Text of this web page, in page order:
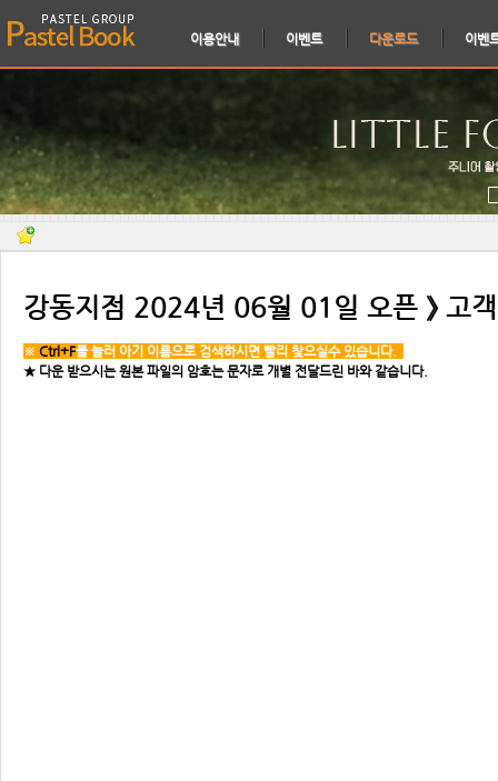
이용안내 이벤트 다운로드 이벤
강동지점 2024년 06월 01일 오픈 》 고
※ Ctrl+F를 눌러 아기 이름으로 검색하시면 빨리 찾으실수 있습니다.
★ 다운 받으시는 원본 파일의 암호는 문자로 개별 전달드린 바와 같습니다.